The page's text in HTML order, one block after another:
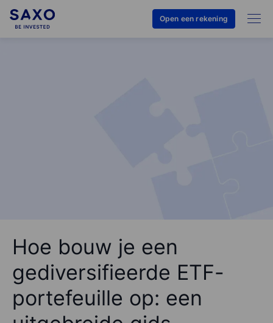
Open een rekening
Hoe bouw je een
gediversifieerde ETF-
portefeuille op: een